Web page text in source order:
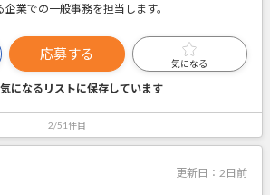
企業での一般事務を担当します。
応募する
気になる
になるリストに保存しています
2/51件目
更新日： 2日前